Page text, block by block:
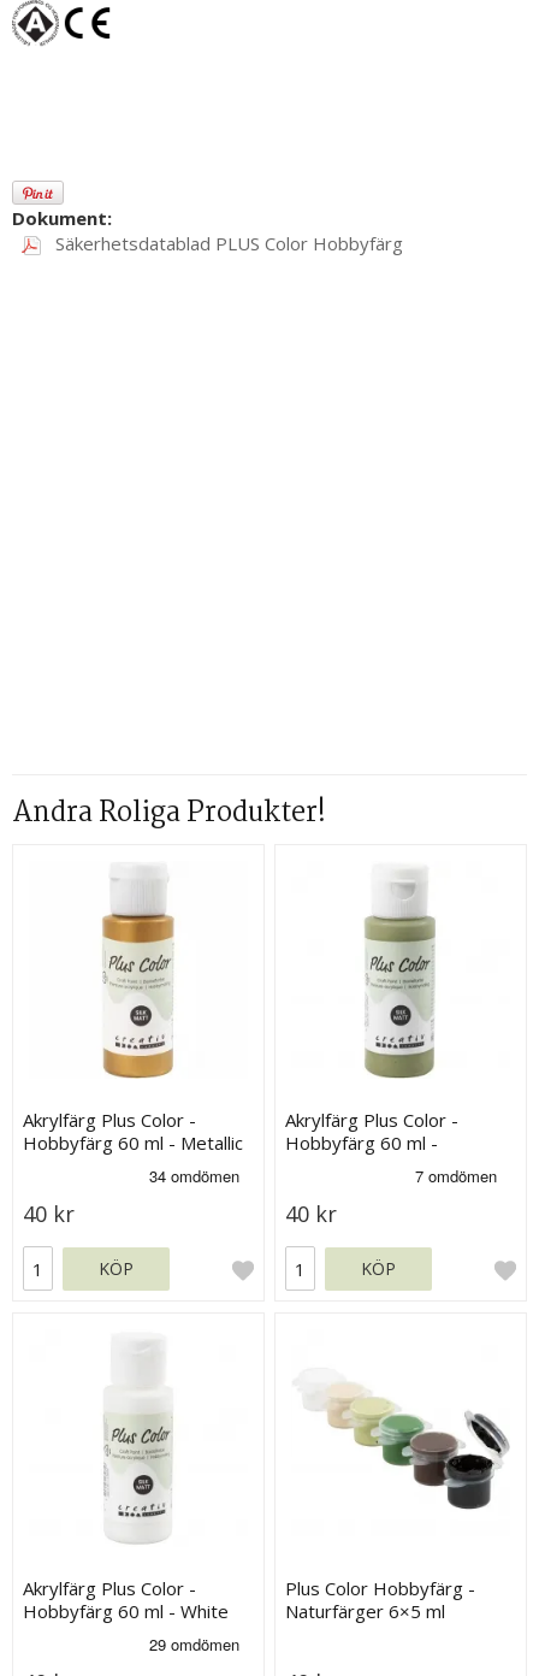
Dokument:
Säkerhetsdatablad PLUS Color Hobbyfärg
Andra Roliga Produkter!
Akrylfärg Plus Color -
Hobbyfärg 60 ml - Metallic
40 kr
KÖP
Akrylfärg Plus Color -
Hobbyfärg 60 ml -
40 kr
KÖP
Akrylfärg Plus Color -
Hobbyfärg 60 ml - White
Plus Color Hobbyfärg -
Naturfärger 6×5 ml